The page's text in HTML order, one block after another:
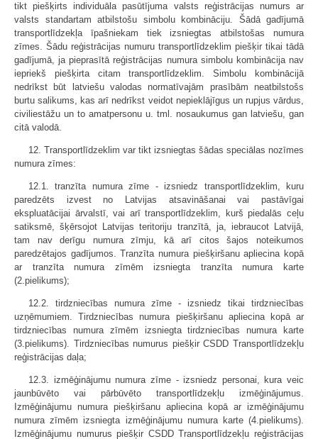
tikt piešķirts individuāla pasūtījuma valsts reģistrācijas numurs ar
valsts standartam atbilstošu simbolu kombināciju. Šādā gadījumā
transportlīdzekļa īpašniekam tiek izsniegtas atbilstošas numura
zīmes. Šādu reģistrācijas numuru transportlīdzeklim piešķir tikai tādā
gadījumā, ja pieprasītā reģistrācijas numura simbolu kombinācija nav
iepriekš piešķirta citam transportlīdzeklim. Simbolu kombinācijā
nedrīkst būt latviešu valodas normatīvajām prasībām neatbilstošs
burtu salikums, kas arī nedrīkst veidot nepieklājīgus un rupjus vārdus,
civiliestāžu un to amatpersonu u. tml. nosaukumus gan latviešu, gan
citā valodā.
12. Transportlīdzeklim var tikt izsniegtas šādas speciālas nozīmes
numura zīmes:
12.1. tranzīta numura zīme - izsniedz transportlīdzeklim, kuru
paredzēts izvest no Latvijas atsavināšanai vai pastāvīgai
ekspluatācijai ārvalstī, vai arī transportlīdzeklim, kurš piedalās ceļu
satiksmē, šķērsojot Latvijas teritoriju tranzītā, ja, iebraucot Latvijā,
tam nav derīgu numura zīmju, kā arī citos šajos noteikumos
paredzētajos gadījumos. Tranzīta numura piešķiršanu apliecina kopā
ar tranzīta numura zīmēm izsniegta tranzīta numura karte
(2.pielikums);
12.2. tirdzniecības numura zīme - izsniedz tikai tirdzniecības
uzņēmumiem. Tirdzniecības numura piešķiršanu apliecina kopā ar
tirdzniecības numura zīmēm izsniegta tirdzniecības numura karte
(3.pielikums). Tirdzniecības numurus piešķir CSDD Transportlīdzekļu
reģistrācijas daļa;
12.3. izmēģinājumu numura zīme - izsniedz personai, kura veic
jaunbūvēto vai pārbūvēto transportlīdzekļu izmēģinājumus.
Izmēģinājumu numura piešķiršanu apliecina kopā ar izmēģinājumu
numura zīmēm izsniegta izmēģinājumu numura karte (4.pielikums).
Izmēģinājumu numurus piešķir CSDD Transportlīdzekļu reģistrācijas